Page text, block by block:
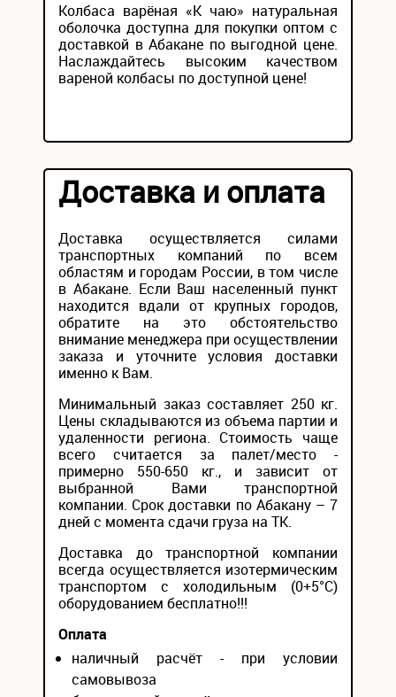
Колбаса варёная «К чаю» натуральная
оболочка доступна для покупки оптом с
доставкой в Абакане по выгодной цене.
Наслаждайтесь высоким качеством
вареной колбасы по доступной цене!
Доставка и оплата
Доставка осуществляется силами
транспортных компаний по всем
областям и городам России, в том числе
в Абакане. Если Ваш населенный пункт
находится вдали от крупных городов,
обратите на это обстоятельство
внимание менеджера при осуществлении
заказа и уточните условия доставки
именно к Вам.
Минимальный заказ составляет 250 кг.
Цены складываются из объема партии и
удаленности региона. Стоимость чаще
всего считается за палет/место -
примерно 550-650 кг., и зависит от
выбранной Вами транспортной
компании. Срок доставки по Абакану – 7
дней с момента сдачи груза на ТК.
Доставка до транспортной компании
всегда осуществляется изотермическим
транспортом с холодильным (0+5°С)
оборудованием бесплатно!!!
Оплата
наличный расчёт - при условии
самовывоза